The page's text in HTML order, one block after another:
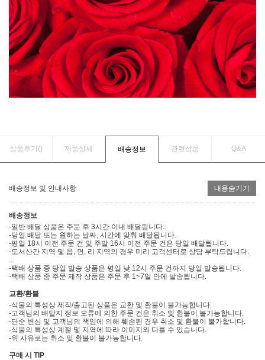
상품후기() 제품상세 배송정보 관련상품 Q&A
배송정보 및 안내사항 내용숨기기
배송정보
-일반 배달 상품은 주문 후 3시간 이내 배달됩니다.
-당일 배달 또는 원하는 날짜, 시간에 맞춰 배달됩니다.
-평일 18시 이전 주문 건 및 주말 16시 이전 주문 건은 당일 배달됩니다.
-도서산간 지역 및 읍, 면, 리 지역의 경우 미리 고객센터로 상담 부탁드립니다.
-택배 상품 중 당일 발송 상품은 평일 낮 12시 주문 건까지 당일 발송됩니다.
-택배 상품 중 주문 제작 상품은 주문 후 1~7일 안에 발송됩니다.
교환/환불
-식물의 특성상 제작/출고된 상품은 교환 및 환불이 불가능합니다.
-고객님의 배달지 정보 오류에 의한 주문 건은 취소 및 환불이 불가능합니다.
-단순 변심 및 고객님의 책임에 의해 훼손된 경우 취소 및 환불이 불가합니다.
-식물의 특성상 계절 및 지역에 따라 이미지와 다를 수 있습니다.
-위 사유로는 취소 및 환불이 불가능합니다.
구매 시 TIP